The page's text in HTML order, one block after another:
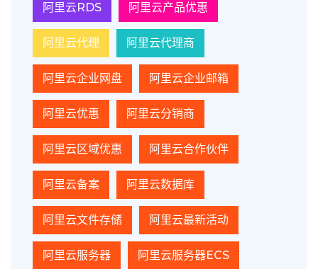
阿里云RDS 阿里云产品优惠
阿里云代理 阿里云代理商
阿里云企业网盘 阿里云企业邮箱
阿里云优惠 阿里云分销商
阿里云区域优惠 阿里云合作伙伴
阿里云备案 阿里云数据库
阿里云文件存储 阿里云最新活动
阿里云服务器 阿里云服务器ECS